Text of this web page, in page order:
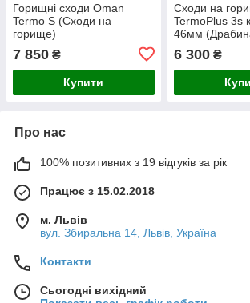
Горищні сходи Oman
Termo S (Сходи на
горище)
7 850 ₴
Купити
Сходи на
TermoPlus 3s
46мм
6 300₴
Про нас
100% позитивних з 19 відгуків за рік
Працює з 15.02.2018
м. Львів
вул. Збиральна 14, Львів, Україна
Контакти
Сьогодні вихідний